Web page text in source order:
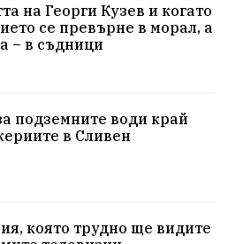
Обединение
Варна Родителство
Великобритания
на Георги Кузев и когато
се превърне в морал, а
– в съдници
подземните води край
в Сливен
която трудно ще видите